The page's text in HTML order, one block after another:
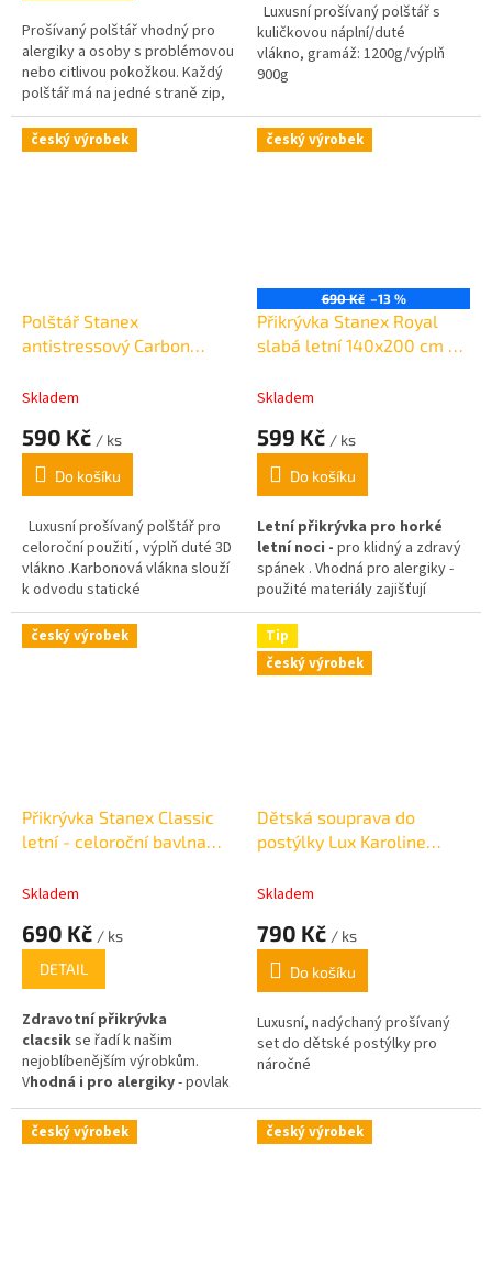
Prošívaný polštář vhodný pro
alergiky a osoby s problémovou
nebo citlivou pokožkou. Každý
polštář má na jedné straně zip,
který umožňuje přidat nebo
odebrat náplň gramáž: celková
1200 g/ výplň 1000 g polštáře.
hvězdiček.
Luxusní prošívaný polštář s
kuličkovou náplní/duté
vlákno, gramáž: 1200g/výplň
900g
český výrobek
Polštář Stanex
antistressový Carbon
Skladem
590 Kč / ks
Do košíku
Luxusní prošívaný polštář pro
celoroční použití , výplň duté 3D
vlákno .Karbonová vlákna slouží
k odvodu statické
elektřiny.Možnost odebírat
náplň. gramáž: celková 1200 g/
výplň 1000 g
český výrobek
690 Kč –13 %
Přikrývka Stanex Royal
slabá letní 140x200 cm /
Skladem
599 Kč / ks
Do košíku
Letní přikrývka pro horké
letní noci - pro klidný a zdravý
spánek . Vhodná pro alergiky -
použité materiály zajišťují
maximální hygienu a komfort.
Gramáž : 830 g
český výrobek
Přikrývka Stanex Classic
letní - celoroční bavlna
Skladem
690 Kč / ks
DETAIL
Zdravotní přikrývka
clacsikse řadí k našim
nejoblíbenějším výrobkům.
Vhodná i pro alergiky- povlak
ze 100% bavlny gramáž 950g
/výplň 560g
Tip
český výrobek
Dětská souprava do
postýlky Lux Karoline
Skladem
790 Kč / ks
Do košíku
Luxusní, nadýchaný prošívaný
set do dětské postýlky pro
náročné
český výrobek český výrobek